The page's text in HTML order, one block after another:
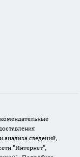
анализа сведений,
"Интернет",